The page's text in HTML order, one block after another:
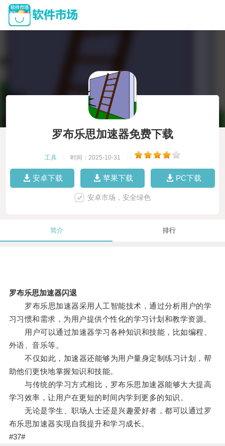
罗布乐思加速器免费下载
工具 时间：2025-10-31
安卓下载 苹果下载 PC下载
安卓市场，安全绿色
简介 排行
罗布乐思加速器闪退
罗布乐思加速器采用人工智能技术，通过分析用户的学
习习惯和需求，为用户提供个性化的学习计划和教学资源。
用户可以通过加速器学习各种知识和技能，比如编程、
外语、音乐等。
不仅如此，加速器还能够为用户量身定制练习计划，帮
助他们更快地掌握知识和技能。
与传统的学习方式相比，罗布乐思加速器能够大大提高
学习效率，让用户在更短的时间内学到更多的知识。
无论是学生、职场人士还是兴趣爱好者，都可以通过罗
布乐思加速器实现自我提升和学习成长。
#37#